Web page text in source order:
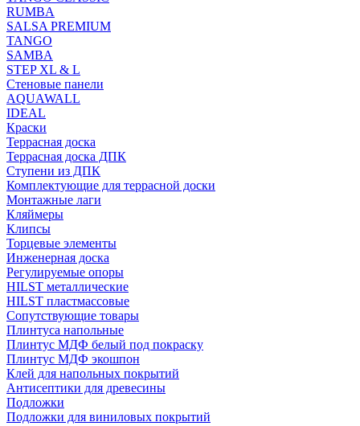
RUMBA
SALSA PREMIUM
TANGO
SAMBA
STEP XL & L
Стеновые панели
AQUAWALL
IDEAL
Краски
Террасная доска
Террасная доска ДПК
Ступени из ДПК
Комплектующие для террасной доски
Монтажные лаги
Кляймеры
Клипсы
Торцевые элементы
Инженерная доска
Регулируемые опоры
HILST металлические
HILST пластмассовые
Сопутствующие товары
Плинтуса напольные
Плинтус МДФ белый под покраску
Плинтус МДФ экошпон
Клей для напольных покрытий
Антисептики для древесины
Подложки
Подложки для виниловых покрытий